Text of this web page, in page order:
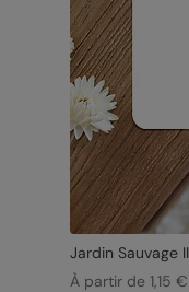
Jardin Sauvage II
À partir de 1,15 €